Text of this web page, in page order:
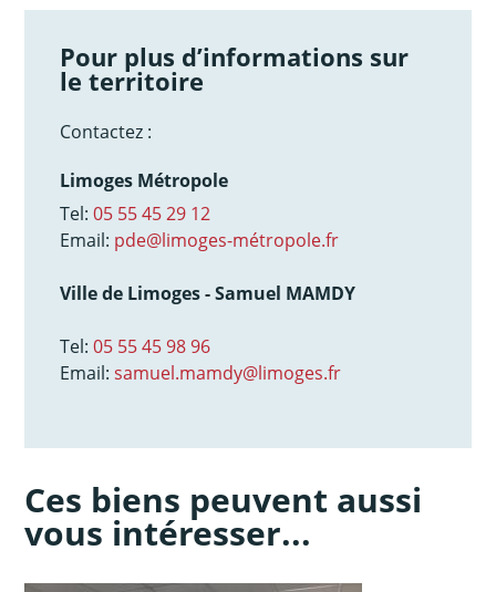
Pour plus d’informations sur
le territoire
Contactez :
Limoges Métropole
Tel:05 55 45 29 12
Email: pde@limoges-métropole.fr
Ville de Limoges - Samuel MAMDY
Tel:05 55 45 98 96
Email:samuel.mamdy@limoges.fr
Ces biens peuvent aussi
vous intéresser...